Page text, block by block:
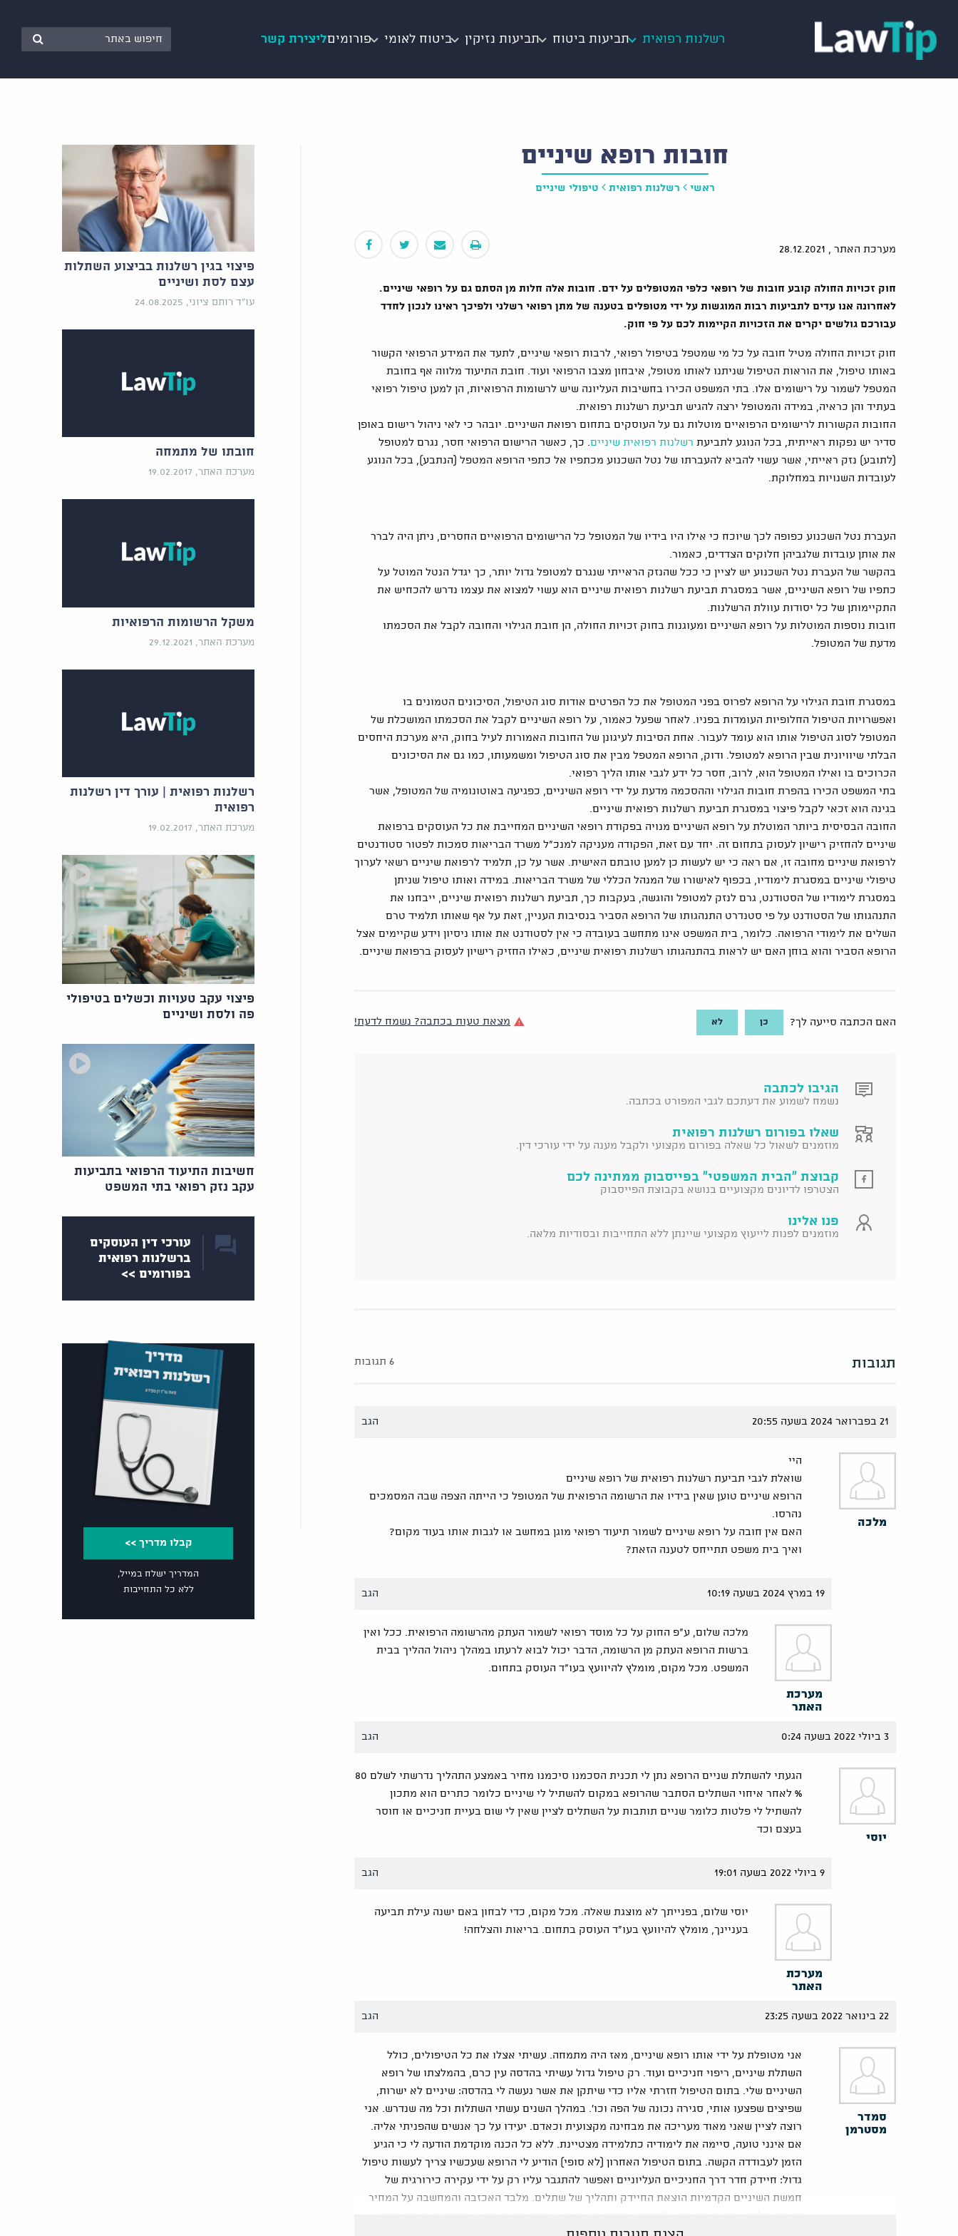
רשלנות רפואית תביעות ביטוח תביעות נזיקין ביטוח לאומי פורומיםליצירת קשר
חובות רופא שיניים
ראשי רשלנות רפואית טיפולי שיניים
מערכת האתר , 28.12.2021
חוק זכויות החולה קובע חובות של רופאי כלפי המטופלים על ידם. חובות אלה חלות מן הסתם גם על רופאי שיניים.
לאחרונה אנו עדים לתביעות רבות המוגשות על ידי מטופלים בטענה של מתן רפואי רשלני ולפיכך ראינו לנכון לחדד
עבורכם גולשים יקרים את הזכויות הקיימות לכם על פי חוק.
חוק זכויות החולה מטיל חובה על כל מי שמטפל בטיפול רפואי, לרבות רופאי שיניים, לתעד את המידע הרפואי הקשור
באותו טיפול, את הוראות הטיפול שניתנו לאותו מטופל, איבחון מצבו הרפואי ועוד. חובת התיעוד מלווה אף בחובת
המטפל לשמור על רישומים אלו. בתי המשפט הכירו בחשיבות העליונה שיש לרשומות הרפואיות, הן למען טיפול רפואי
בעתיד והן כראיה, במידה והמטופל ירצה להגיש תביעת רשלנות רפואית.
החובות הקשורות לרישומים הרפואיים מוטלות גם על העוסקים בתחום רפואת השיניים. יובהר כי לאי ניהול רישום באופן
סדיר יש נפקות ראייתית, בכל הנוגע לתביעת רשלנות רפואית שיניים. כך, כאשר הרישום הרפואי חסר, נגרם למטופל
(לתובע) נזק ראייתי, אשר עשוי להביא להעברתו של נטל השכנוע מכתפיו אל כתפי הרופא המטפל (הנתבע), בכל הנוגע
לעובדות השנויות במחלוקת.
העברת נטל השכנוע כפופה לכך שיוכח כי אילו היו בידיו של המטופל כל הרישומים הרפואיים החסרים, ניתן היה לברר
את אותן עובדות שלגביהן חלוקים הצדדים, כאמור.
בהקשר של העברת נטל השכנוע יש לציין כי ככל שהנזק הראייתי שנגרם למטופל גדול יותר, כך יגדל הנטל המוטל על
כתפיו של רופא השיניים, אשר במסגרת תביעת רשלנות רפואית שיניים הוא עשוי למצוא את עצמו נדרש להכחיש את
התקיימותן של כל יסודות עוולת הרשלנות.
חובות נוספות המוטלות על רופא השיניים ומעוגנות בחוק זכויות החולה, הן חובת הגילוי והחובה לקבל את הסכמתו
מדעת של המטופל.
במסגרת חובת הגילוי על הרופא לפרוס בפני המטופל את כל הפרטים אודות סוג הטיפול, הסיכונים הטמונים בו
ואפשרויות הטיפול החלופיות העומדות בפניו. לאחר שפעל כאמור, על רופא השיניים לקבל את הסכמתו המושכלת של
המטופל לסוג הטיפול אותו הוא עומד לעבור. אחת הסיבות לעיגונן של החובות האמורות לעיל בחוק, היא מערכת היחסים
הבלתי שיוויונית שבין הרופא למטופל. ודוק, הרופא המטפל מבין את סוג הטיפול ומשמעותו, כמו גם את הסיכונים
הכרוכים בו ואילו המטופל הוא, לרוב, חסר כל ידע לגבי אותו הליך רפואי.
בתי המשפט הכירו בהפרת חובות הגילוי וההסכמה מדעת על ידי רופא השיניים, כפגיעה באוטונומיה של המטופל, אשר
בגינה הוא זכאי לקבל פיצוי במסגרת תביעת רשלנות רפואית שיניים.
החובה הבסיסית ביותר המוטלת על רופא השיניים מנויה בפקודת רופאי השיניים המחייבת את כל העוסקים ברפואת
שיניים להחזיק רישיון לעסוק בתחום זה. יחד עם זאת, הפקודה מעניקה למנכ"ל משרד הבריאות סמכות לפטור סטודנטים
לרפואת שיניים מחובה זו, אם ראה כי יש לעשות כן למען טובתם האישית. אשר על כן, תלמיד לרפואת שיניים רשאי לערוך
טיפולי שיניים במסגרת לימודיו, בכפוף לאישורו של המנהל הכללי של משרד הבריאות. במידה ואותו טיפול שניתן
במסגרת לימודיו של הסטודנט, גרם לנזק למטופל והוגשה, בעקבות כך, תביעת רשלנות רפואית שיניים, ייבחנו את
התנהגותו של הסטודנט על פי סטנדרט התנהגותו של הרופא הסביר בנסיבות העניין, זאת על אף שאותו תלמיד טרם
השלים את לימודי הרפואה. כלומר, בית המשפט אינו מתחשב בעובדה כי אין לסטודנט את אותו ניסיון וידע שקיימים אצל
הרופא הסביר והוא בוחן האם יש לראות בהתנהגותו רשלנות רפואית שיניים, כאילו החזיק רישיון לעסוק ברפואת שיניים.
האם הכתבה סייעה לך? כן לא מצאת טעות בכתבה? נשמח לדעת!
הגיבו לכתבה
נשמח לשמוע את דעתכם לגבי המפורט בכתבה.
שאלו בפורום רשלנות רפואית
מוזמנים לשאול כל שאלה בפורום מקצועי ולקבל מענה על ידי עורכי דין.
קבוצת "הבית המשפטי" בפייסבוק ממתינה לכם
הצטרפו לדיונים מקצועיים בנושא בקבוצת הפייסבוק
פנו אלינו
מוזמנים לפנות לייעוץ מקצועי שיינתן ללא התחייבות ובסודיות מלאה.
תגובות 6 תגובות
21 בפברואר 2024 בשעה 20:55 הגב
מלכה
היי
שואלת לגבי תביעת רשלנות רפואית של רופא שיניים
הרופא שיניים טוען שאין בידיו את הרשומה הרפואית של המטופל כי הייתה הצפה שבה המסמכים
נהרסו.
האם אין חובה על רופא שיניים לשמור תיעוד רפואי מוגן במחשב או לגבות אותו בעוד מקום?
ואיך בית משפט תתייחס לטענה הזאת?
19 במרץ 2024 בשעה 10:19 הגב
מערכת
האתר
מלכה שלום, ע"פ החוק על כל מוסד רפואי לשמור העתק מהרשומה הרפואית. ככל ואין
ברשות הרופא העתק מן הרשומה, הדבר יכול לבוא לרעתו במהלך ניהול ההליך בבית
המשפט. מכל מקום, מומלץ להיוועץ בעו"ד העוסק בתחום.
3 ביולי 2022 בשעה 0:24 הגב
יוסי
הגעתי להשתלת שניים הרופא נתן לי תכנית הסכמנו סיכמנו מחיר באמצע התהליך נדרשתי לשלם 80
% לאחר איחוי השתלים הסתבר שהרופא במקום להשתיל לי שיניים כלומר כתרים הוא מתכון
להשתיל לי פלטות כלומר שניים תותבות על השתלים לציין שאין לי שום בעיית חניכיים או חוסר
בעצם וכד
9 ביולי 2022 בשעה 19:01 הגב
מערכת
האתר
יוסי שלום, בפנייתך לא מוצגת שאלה. מכל מקום, כדי לבחון באם ישנה עילת תביעה
בעניינך, מומלץ להיוועץ בעו"ד העוסק בתחום. בריאות והצלחה!
22 בינואר 2022 בשעה 23:25 הגב
סמדר
מסטרמן
אני מטופלת על ידי אותו רופא שיניים, מאז היה מתמחה. עשיתי אצלו את כל הטיפולים, כולל
השתלת שיניים, ריפוי חניכיים ועוד. רק טיפול גדול עשיתי בהדסה עין כרם, בהמלצתו של רופא
השיניים שלי. בתום הטיפול חזרתי אליו כדי שיתקן את אשר נעשה לי בהדסה: שיניים לא ישרות,
שפיצים שפצעו אותי, סגירה נכונה של הפה וכו'. במהלך השנים עשתי השתלות וכל מה שנדרש. אני
רוצה לציין שאני מאוד מעריכה את מבחינה מקצועית וכאדם. יעידו על כך אנשים שהפניתי אליה.
אם אינני טועה, סיימה את לימודיה כתלמידה מצטיינת. ללא כל הכנה מוקדמת הודעה לי כי הגיע
הזמן לעבודדה הקשה. בתום הטיפול האחרון (לא סופי) הודיע לי הרופא שעכשיו צריך לעשות טיפול
גדול: חיידק חדר דרך החניכיים העליוניים ואפשר להתגבר עליו רק על ידי עקירה כירורגית של
חמשת השיניים הקדמיות הוצאת החיידק ותהליך של שתלים. מלבד האכזבה והמחשבה על המחיר
פיצוי בגין רשלנות בביצוע השתלות
עצם לסת ושיניים
עו"ד רותם ציוני, 24.08.2025
חובתו של מתמחה
מערכת האתר, 19.02.2017
משקל הרשומות הרפואיות
מערכת האתר, 29.12.2021
רשלנות רפואית | עורך דין רשלנות
רפואית
מערכת האתר, 19.02.2017
פיצוי עקב טעויות וכשלים בטיפולי
פה ולסת ושיניים
חשיבות התיעוד הרפואי בתביעות
עקב נזק רפואי בתי המשפט
עורכי דין העוסקים
ברשלנות רפואית
בפורומים >>
קבלו מדריך >>
המדריך ישלח במייל,
ללא כל התחייבות